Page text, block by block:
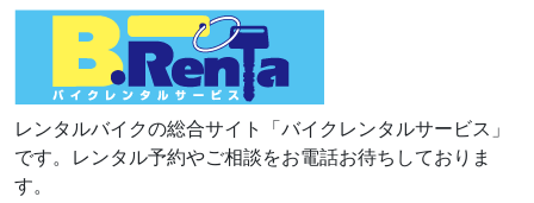
レンタルバイクの総合サイト「バイクレンタルサービス」
です。レンタル予約やご相談をお電話お待ちしておりま
す。